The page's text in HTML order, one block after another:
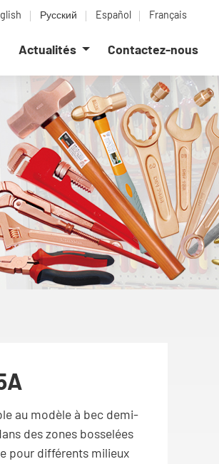
Русский Español Français
Actualités Contactez-nous
au modèle à bec demi-
des zones bosselées
pour différents milieux